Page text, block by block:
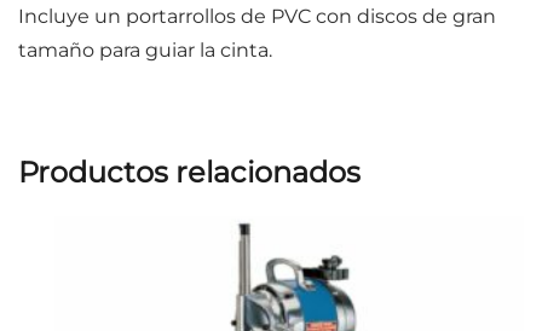
Incluye un portarrollos de PVC con discos de gran
tamaño para guiar la cinta.
Productos relacionados